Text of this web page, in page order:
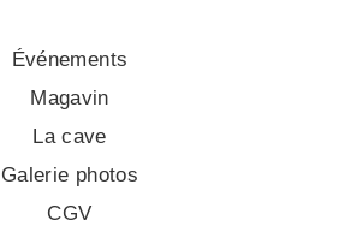
Événements
Magavin
La cave
Galerie photos
CGV